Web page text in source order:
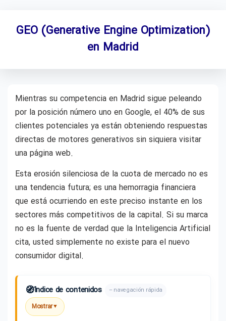
GEO (Generative Engine Optimization)
en Madrid
Mientras su competencia en Madrid sigue peleando
por la posición número uno en Google, el 40% de sus
clientes potenciales ya están obteniendo respuestas
directas de motores generativos sin siquiera visitar
una página web.
Esta erosión silenciosa de la cuota de mercado no es
una tendencia futura; es una hemorragia financiera
que está ocurriendo en este preciso instante en los
sectores más competitivos de la capital. Si su marca
no es la fuente de verdad que la Inteligencia Artificial
cita, usted simplemente no existe para el nuevo
consumidor digital.
🧭Índice de contenidos – navegación rápida
Mostrar▼